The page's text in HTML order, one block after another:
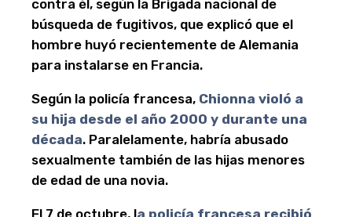
contra él, según la Brigada nacional de
búsqueda de fugitivos, que explicó que el
hombre huyó recientemente de Alemania
para instalarse en Francia.
Según la policía francesa, Chionna violó a
su hija desde el año 2000 y durante una
década. Paralelamente, habría abusado
sexualmente también de las hijas menores
de edad de una novia.